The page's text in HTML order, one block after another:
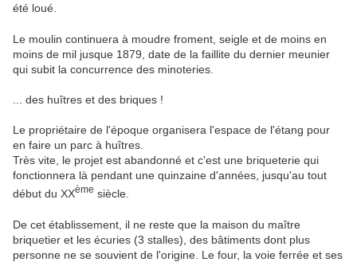
été loué.
Le moulin continuera à moudre froment, seigle et de moins en
moins de mil jusque 1879, date de la faillite du dernier meunier
qui subit la concurrence des minoteries.
... des huîtres et des briques !
Le propriétaire de l'époque organisera l'espace de l'étang pour
en faire un parc à huîtres.
Très vite, le projet est abandonné et c'est une briqueterie qui
fonctionnera là pendant une quinzaine d'années, jusqu'au tout
début du XXème siècle.
De cet établissement, il ne reste que la maison du maître
briquetier et les écuries (3 stalles), des bâtiments dont plus
personne ne se souvient de l'origine. Le four, la voie ferrée et ses